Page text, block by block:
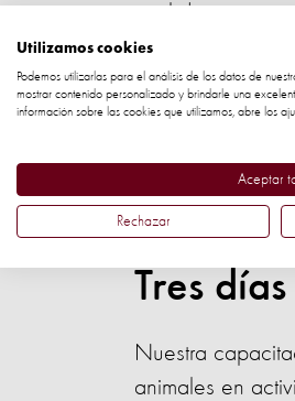
cual demuestra
No solo
empezaron a
del primer día,
desastre y
Tres
Nuestra
animales en
Utilizamos cookies
Podemos utilizarlas para el análisis de los datos de
mostrar contenido personalizado y brindarle una
información sobre las cookies que utilizamos, abre los
Aceptar
Rechazar